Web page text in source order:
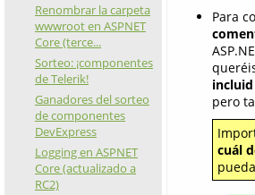
Renombrar la carpeta
wwwroot en ASPNET
Core (terce...
Sorteo: ¡componentes
de Telerik!
Ganadores del sorteo
de componentes
DevExpress
Logging en ASPNET
Core (actualizado a
RC2)
Para
pero
cuál